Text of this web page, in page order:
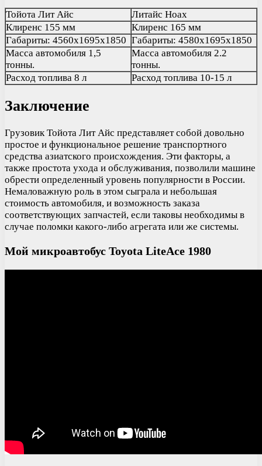
Тойота Лит Айс
Литайс Ноах
Клиренс 155 мм
Клиренс 165 мм
Габариты: 4560х1695х1850 Габариты: 4580х1695х1850
Масса автомобиля 1,5
тонны.
Масса автомобиля 2.2
тонны.
Расход топлива 8 л
Расход топлива 10-15 л
Заключение
Грузовик Тойота Лит Айс представляет собой довольно
простое и функциональное решение транспортного
средства азиатского происхождения. Эти факторы, а
также простота ухода и обслуживания, позволили машине
обрести определенный уровень популярности в России.
Немаловажную роль в этом сыграла и небольшая
стоимость автомобиля, и возможность заказа
соответствующих запчастей, если таковы необходимы в
случае поломки какого-либо агрегата или же системы.
Мой микроавтобус Toyota LiteAce 1980